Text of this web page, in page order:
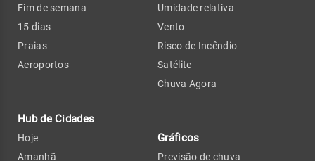
Fim de semana
15 dias
Praias
Aeroportos
Hub de Cidades
Hoje
Amanhã
Umidade relativa
Vento
Risco de Incêndio
Satélite
Chuva Agora
Gráficos
Previsão de chuva